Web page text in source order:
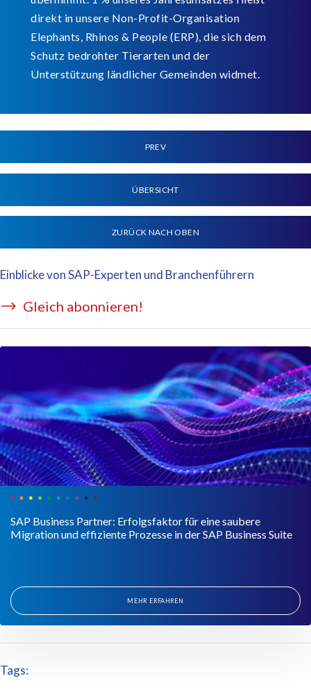
direkt in unsere Non-Profit-Organisation
Elephants, Rhinos & People (ERP), die sich dem
Schutz bedrohter Tierarten und der
Unterstützung ländlicher Gemeinden widmet.
PREV
ÜBERSICHT
ZURÜCK NACH OBEN
Einblicke von SAP-Experten und Branchenführern
Gleich abonnieren!
SAP Business Partner: Erfolgsfaktor für eine saubere
Migration und effiziente Prozesse in der SAP Business Suite
MEHR ERFAHREN
Tags: